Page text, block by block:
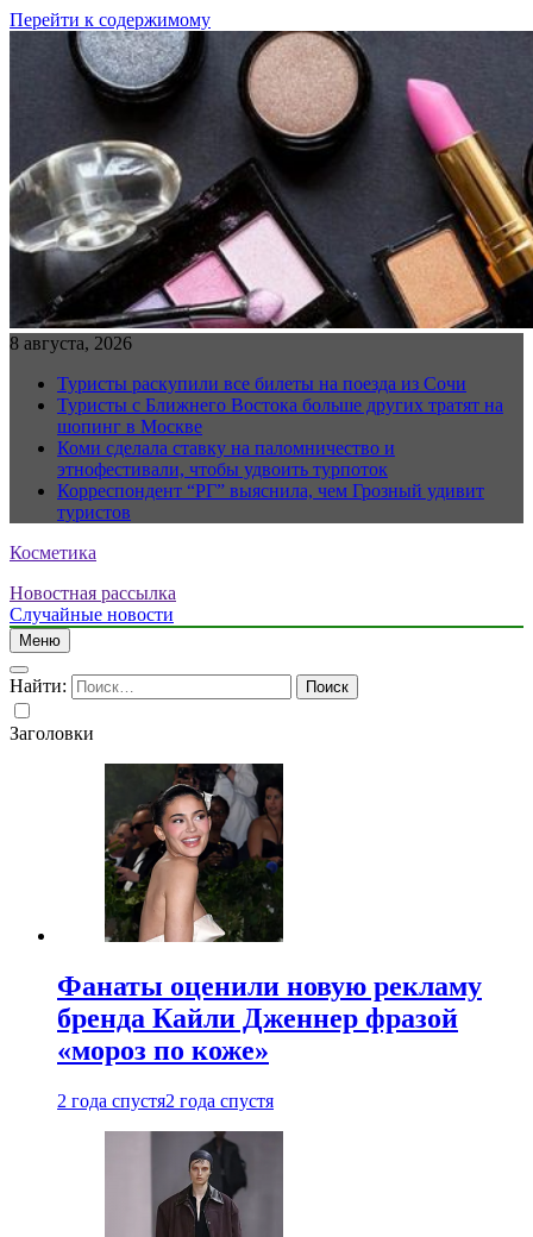
Перейти к содержимому
8 августа, 2026
Туристы раскупили все билеты на поезда из Сочи
Туристы с Ближнего Востока больше других тратят на
шопинг в Москве
Коми сделала ставку на паломничество и
этнофестивали, чтобы удвоить турпоток
Корреспондент “РГ” выяснила, чем Грозный удивит
туристов
Косметика
Новостная рассылка
Случайные новости
Меню
Найти:
Заголовки
Фанаты оценили новую рекламу
бренда Кайли Дженнер фразой
«мороз по коже»
2 года спустя2 года спустя